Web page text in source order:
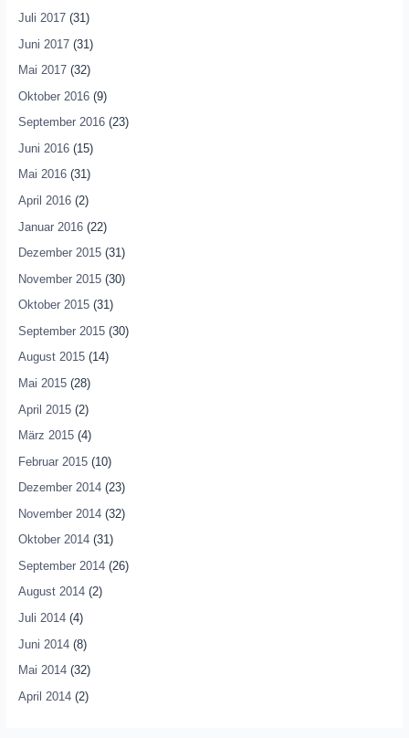
Juli 2017(31)
Juni 2017(31)
Mai 2017(32)
Oktober 2016(9)
September 2016(23)
Juni 2016(15)
Mai 2016(31)
April 2016(2)
Januar 2016(22)
Dezember 2015(31)
November 2015(30)
Oktober 2015(31)
September 2015(30)
August 2015(14)
Mai 2015(28)
April 2015(2)
März 2015(4)
Februar 2015(10)
Dezember 2014(23)
November 2014(32)
Oktober 2014(31)
September 2014(26)
August 2014(2)
Juli 2014(4)
Juni 2014(8)
Mai 2014(32)
April 2014(2)